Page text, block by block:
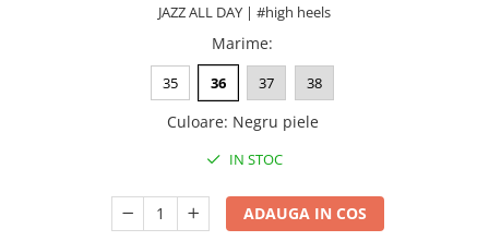
JAZZ ALL DAY | #high heels
Marime:
35 36 37 38
Culoare: Negru piele
IN STOC
ADAUGA IN COS